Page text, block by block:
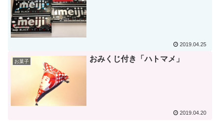
2019.04.25
お菓子 おみくじ付き「ハトマメ」
2019.04.20